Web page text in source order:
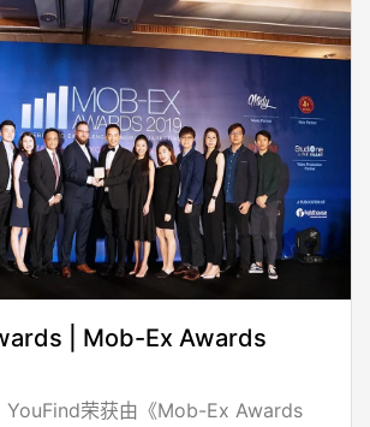
| Mob-Ex Awards
YouFind荣获由《Mob-Ex Awards